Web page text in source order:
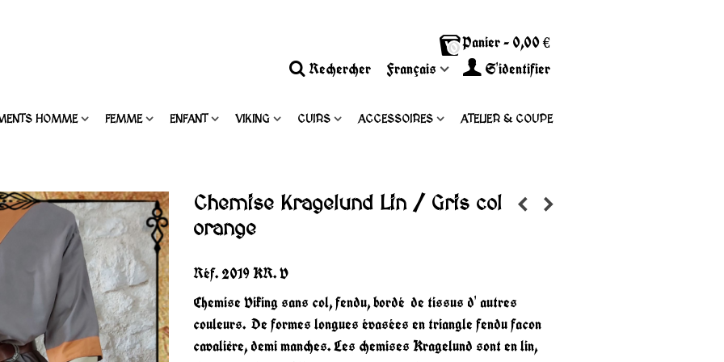
0 Panier- 0,00 €
S'identifier
Français
Rechercher
HOMME FEMME ENFANT VIKING CUIRS ACCESSOIRES ATELIER & COUPE
Chemise Kragelund Lin / Gris col
orange
Réf. 2019 KR. V
Chemise Viking sans col, fendu, bordé de tissus d' autres
couleurs. De formes longues évasées en triangle fendu facon
cavalière, demi manches. Les chemises Kragelund sont en lin,